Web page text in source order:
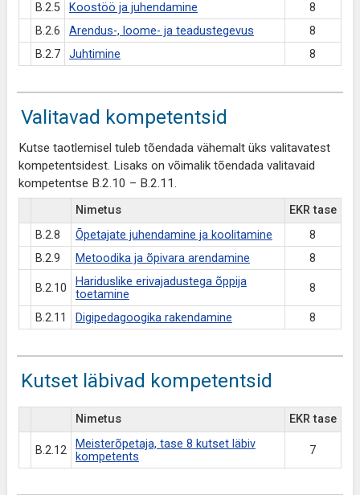
B.2.5 Koostöö ja juhendamine
8
B.2.6
Arendus-, loome- ja teadustegevus
8
B.2.7
Juhtimine 8
Valitavad kompetentsid
Kutse taotlemisel tuleb tõendada vähemalt üks valitavatest
kompetentsidest. Lisaks on võimalik tõendada valitavaid
kompetentse B.2.10 – B.2.11.
Nimetus
EKR tase
B.2.8
Õpetajate juhendamine ja koolitamine
8
B.2.9
Metoodika ja õpivara arendamine 8
B.2.10
Hariduslike erivajadustega õppija
toetamine
8
B.2.11 Digipedagoogika rakendamine 8
Kutset läbivad kompetentsid
Nimetus EKR tase
B.2.12
Meisterõpetaja, tase 8 kutset läbiv
kompetents
7